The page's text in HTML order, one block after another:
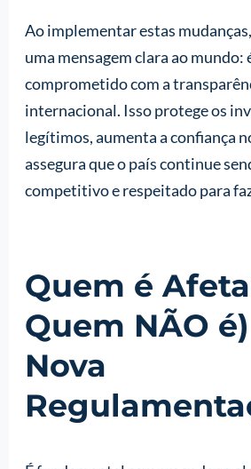
Ao implementar estas
uma mensagem clara ao mundo:
comprometido com a
internacional. Isso protege os
legítimos, aumenta a confiança
assegura que o país continue
competitivo e respeitado para
Quem é
Quem NÃO
Nova